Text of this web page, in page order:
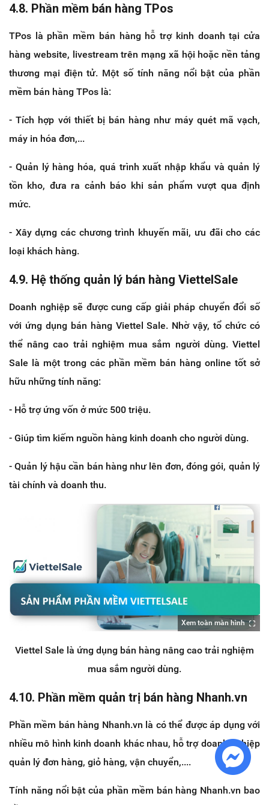
4.8. Phần mềm bán hàng TPos
TPos là phần mềm bán hàng hỗ trợ kinh doanh tại cửa
hàng website, livestream trên mạng xã hội hoặc nền tảng
thương mại điện tử. Một số tính năng nổi bật của phần
mềm bán hàng TPos là:
- Tích hợp với thiết bị bán hàng như máy quét mã vạch,
máy in hóa đơn,...
- Quản lý hàng hóa, quá trình xuất nhập khẩu và quản lý
tồn kho, đưa ra cảnh báo khi sản phẩm vượt qua định
mức.
- Xây dựng các chương trình khuyến mãi, ưu đãi cho các
loại khách hàng.
4.9. Hệ thống quản lý bán hàng ViettelSale
Doanh nghiệp sẽ được cung cấp giải pháp chuyển đổi số
với ứng dụng bán hàng Viettel Sale. Nhờ vậy, tổ chức có
thể nâng cao trải nghiệm mua sắm người dùng. Viettel
Sale là một trong các phần mềm bán hàng online tốt sở
hữu những tính năng:
- Hỗ trợ ứng vốn ở mức 500 triệu.
- Giúp tìm kiếm nguồn hàng kinh doanh cho người dùng.
- Quản lý hậu cần bán hàng như lên đơn, đóng gói, quản lý
tài chính và doanh thu.
Xem toàn màn hình
Viettel Sale là ứng dụng bán hàng nâng cao trải nghiệm
mua sắm người dùng.
4.10. Phần mềm quản trị bán hàng Nhanh.vn
Phần mềm bán hàng Nhanh.vn là có thể được áp dụng với
nhiều mô hình kinh doanh khác nhau, hỗ trợ doanh nghiệp
quản lý đơn hàng, giỏ hàng, vận chuyển,....
Tính năng nổi bật của phần mềm bán hàng Nhanh.vn bao